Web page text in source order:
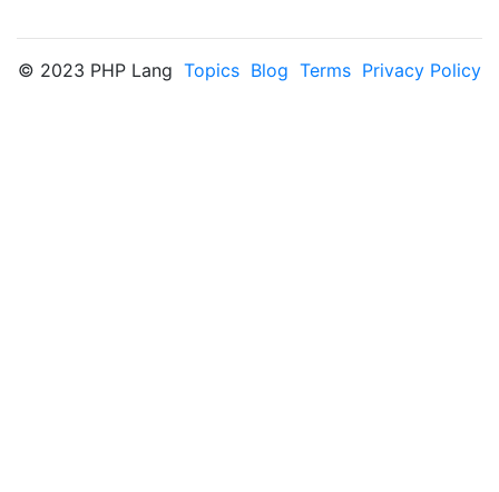
© 2023 PHP Lang Topics Blog Terms Privacy Policy